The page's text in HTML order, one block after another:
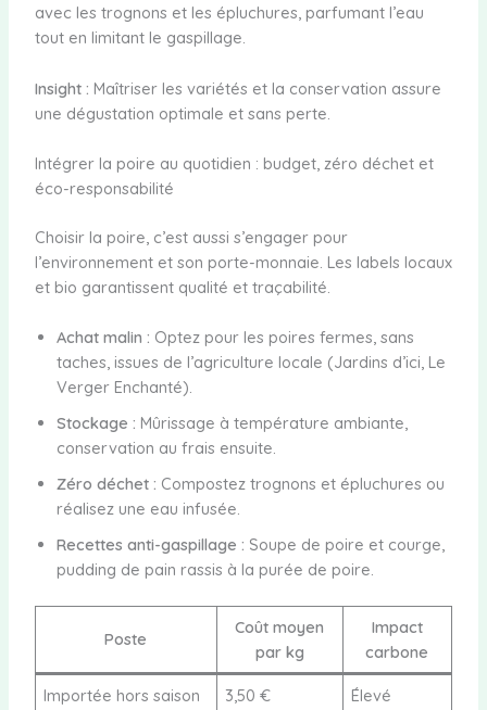
avec les trognons et les épluchures, parfumant l’eau
tout en limitant le gaspillage.
Insight : Maîtriser les variétés et la conservation assure
une dégustation optimale et sans perte.
Intégrer la poire au quotidien : budget, zéro déchet et
éco-responsabilité
Choisir la poire, c’est aussi s’engager pour
l’environnement et son porte-monnaie. Les labels locaux
et bio garantissent qualité et traçabilité.
Achat malin : Optez pour les poires fermes, sans
taches, issues de l’agriculture locale (Jardins d’ici, Le
Verger Enchanté).
Stockage : Mûrissage à température ambiante,
conservation au frais ensuite.
Zéro déchet : Compostez trognons et épluchures ou
réalisez une eau infusée.
Recettes anti-gaspillage : Soupe de poire et courge,
pudding de pain rassis à la purée de poire.
Poste
Coût moyen
par kg
Impact
carbone
Importée hors saison 3,50 €
Élevé